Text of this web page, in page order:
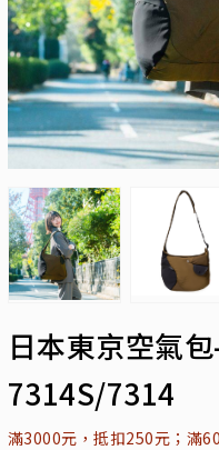
日本東京空氣
7314S/7314
滿3000元，抵扣250元；滿